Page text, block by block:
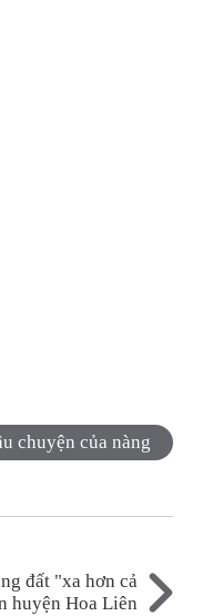
chuyện của nàng
đất "xa hơn cả
huyện Hoa Liên